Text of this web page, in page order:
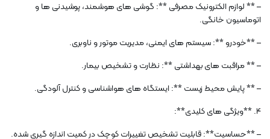
– ** لوازم الکترونیک مصرفی **: گوشی های هوشمند، پوشیدنی ها و
اتوماسیون خانگی.
– **خودرو **: سیستم های ایمنی، مدیریت موتور و ناوبری.
– ** مراقبت های بهداشتی **: نظارت و تشخیص بیمار.
– ** پایش محیط زیست **: ایستگاه های هواشناسی و کنترل آلودگی.
4. **ویژگی های کلیدی**:
– **حساسیت**: قابلیت تشخیص تغییرات کوچک در کمیت اندازه گیری شده.